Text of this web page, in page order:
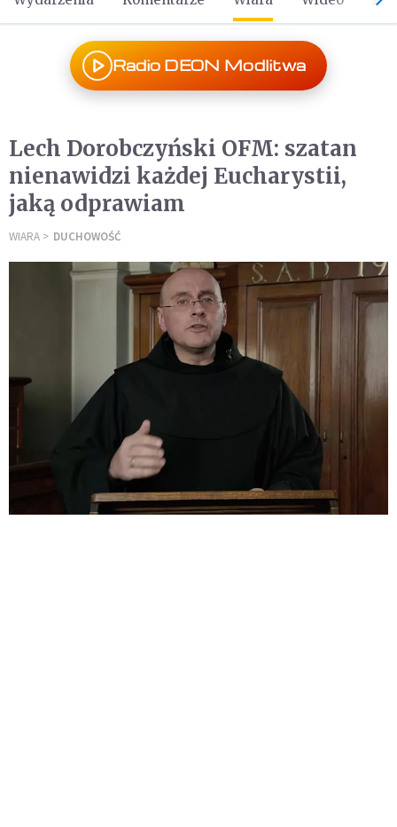
Radio DEON Modlitwa
Lech Dorobczyński OFM: szatan
nienawidzi każdej Eucharystii,
jaką odprawiam
WIARA DUCHOWOŚĆ